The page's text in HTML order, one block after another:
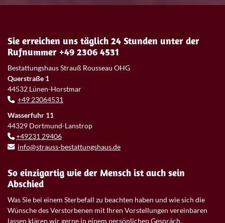
Sie erreichen uns täglich 24 Stunden unter der
Rufnummer +49 2306 4531
Bestattungshaus Strauß Rousseau OHG
Querstraße 1
44532 Lünen-Horstmar
+49 23064531
Wasserfuhr 11
44329 Dortmund-Lanstrop
+49231 29406
info@strauss-bestattungshaus.de
So einzigartig wie der Mensch ist auch sein
Abschied
Was Sie bei einem Sterbefall zu beachten haben und wie sich die
Wünsche des Verstorbenen mit Ihren Vorstellungen vereinbaren
lassen klären wir gerne in einem persönlichen Gespräch.